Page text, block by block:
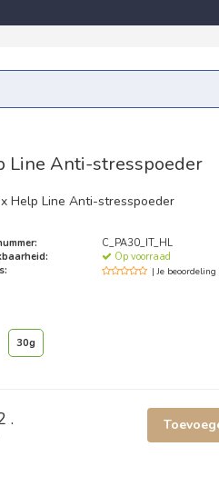
Line Anti-stresspoeder
Help Line Anti-stresspoeder
C_PA30_IT_HL
Op voorraad
| Je beoordeling
30g
.